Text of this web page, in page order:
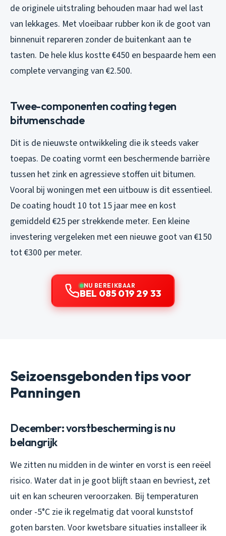
de originele uitstraling behouden maar had wel last
van lekkages. Met vloeibaar rubber kon ik de goot van
binnenuit repareren zonder de buitenkant aan te
tasten. De hele klus kostte €450 en bespaarde hem een
complete vervanging van €2.500.
Twee-componenten coating tegen
bitumenschade
Dit is de nieuwste ontwikkeling die ik steeds vaker
toepas. De coating vormt een beschermende barrière
tussen het zink en agressieve stoffen uit bitumen.
Vooral bij woningen met een uitbouw is dit essentieel.
De coating houdt 10 tot 15 jaar mee en kost
gemiddeld €25 per strekkende meter. Een kleine
investering vergeleken met een nieuwe goot van €150
tot €300 per meter.
NU BEREIKBAAR
BEL 085 019 29 33
Seizoensgebonden tips voor
Panningen
December: vorstbescherming is nu
belangrijk
We zitten nu midden in de winter en vorst is een reëel
risico. Water dat in je goot blijft staan en bevriest, zet
uit en kan scheuren veroorzaken. Bij temperaturen
onder -5°C zie ik regelmatig dat vooral kunststof
goten barsten. Voor kwetsbare situaties installeer ik